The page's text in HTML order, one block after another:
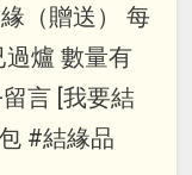
（贈送） 每
爐 數量有
言 [我要結
#結緣品